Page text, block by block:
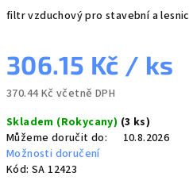
filtr vzduchový pro stavební a
306.15 Kč / ks
370.44 Kč včetně DPH
cena:
Skladem (Rokycany) (3 ks)
Můžeme doručit do:
10.8.2026
Možnosti doručení
Kód: SA 12423